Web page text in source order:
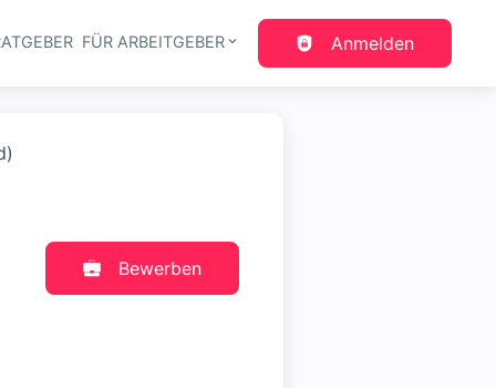
FÜR ARBEITGEBER Anmelden
Bewerben